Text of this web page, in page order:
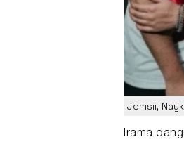
Jemsii,
Irama